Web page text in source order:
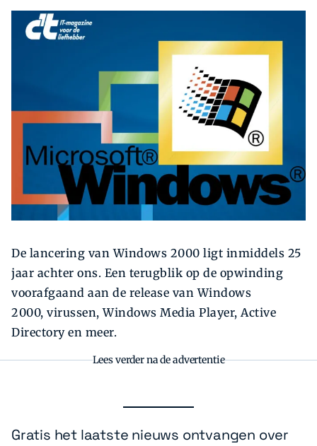
De lancering van Windows 2000 ligt inmiddels 25
jaar achter ons. Een terugblik op de opwinding
voorafgaand aan de release van Windows
2000, virussen, Windows Media Player, Active
Directory en meer.
Lees verder na de advertentie
Gratis het laatste nieuws ontvangen over